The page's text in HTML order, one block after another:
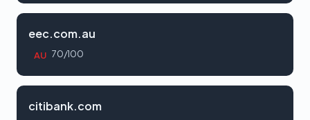
eec.com.au
AU 70/100
citibank.com